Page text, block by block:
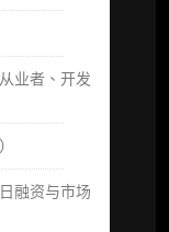
业者、开发
融资与市场
报，快速获
内容（持续
松捕获）